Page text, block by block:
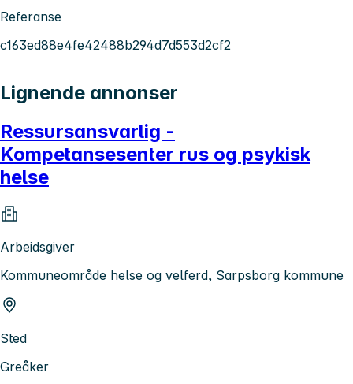
Referanse
c163ed88e4fe42488b294d7d553d2cf2
Lignende annonser
Ressursansvarlig -
Kompetansesenter rus og psykisk
helse
Arbeidsgiver
Kommuneområde helse og velferd, Sarpsborg kommune
Sted
Greåker